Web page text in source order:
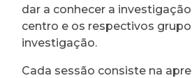
dar a conhecer a
centro e os respectivos
investigação.
Cada sessão consiste na